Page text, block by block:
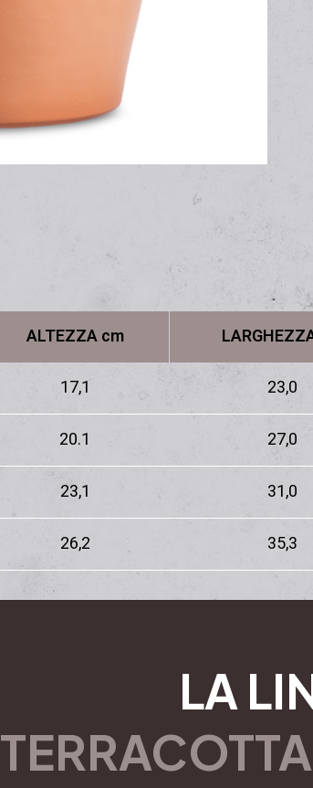
ALTEZZA cm
17,1 23,0
20.1 27,0
23,1 31,0
26,2 35,3
LA